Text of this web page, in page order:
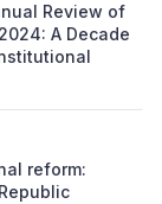
Review of
A Decade
reform: